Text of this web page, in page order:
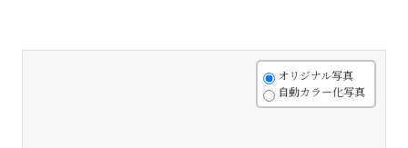
オリジナル写真
自動カラー化写真